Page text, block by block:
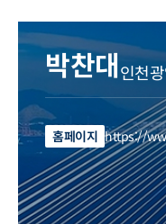
박찬대인천
홈페이지 https://